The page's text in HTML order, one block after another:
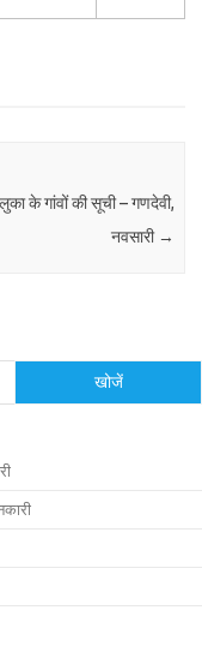
के गांवों की सूची – गणदेवी,
नवसारी →
खोजें